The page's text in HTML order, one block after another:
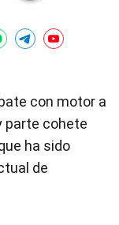
con motor a
parte cohete
ha sido
de